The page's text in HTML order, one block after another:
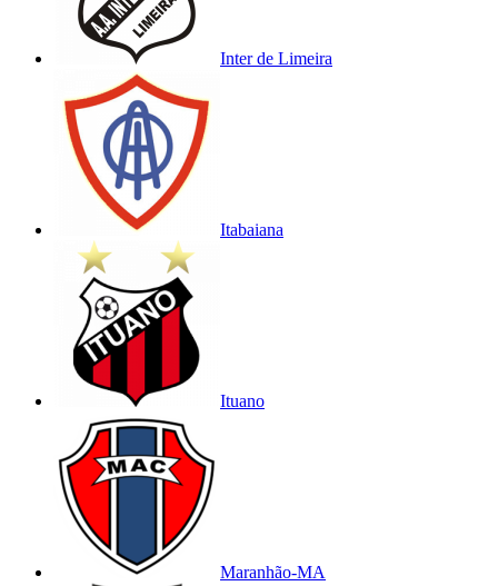
Inter de Limeira
Itabaiana
Ituano
Maranhão-MA